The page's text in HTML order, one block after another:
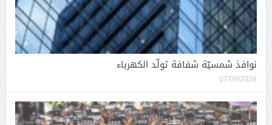
نوافذ شمسيّة شفافة تولّد الكهرباء
07/09/2026